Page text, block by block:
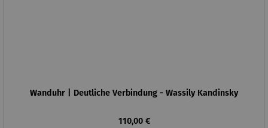
Wanduhr | Deutliche Verbindung - Wassily Kandinsky
Regulärer Preis:
110,00 €